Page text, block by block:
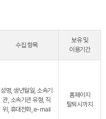
수집 항목
보유 및
이용기간
성명, 생년월일, 소속기
관, 소속기관 유형, 직
위, 휴대전화, e-mail
홈페이지
탈퇴시까지